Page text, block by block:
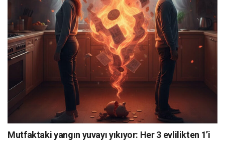
Mutfaktaki yangın yuvayı yıkıyor: Her 3 evlilikten 1’i